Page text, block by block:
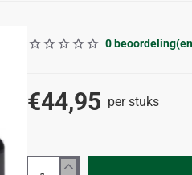
0
€44,95 per stuks